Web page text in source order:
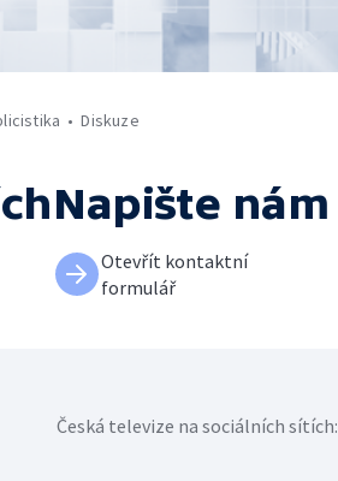
Diskuze
Napište nám
Otevřít kontaktní
formulář
Česká televize na sociálních sítích: